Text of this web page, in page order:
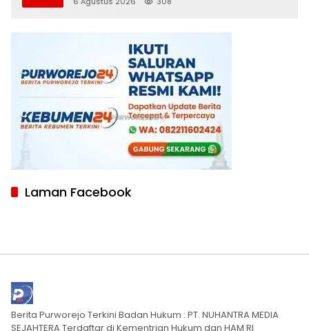
Laman Facebook
Berita Purworejo Terkini Badan Hukum : PT. NUHANTRA MEDIA
SEJAHTERA Terdaftar di Kementrian Hukum dan HAM RI